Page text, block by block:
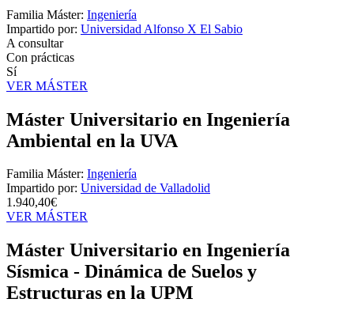
Familia Máster: Ingeniería
Impartido por: Universidad Alfonso X El Sabio
A consultar
Con prácticas
Sí
VER MÁSTER
Máster Universitario en Ingeniería
Ambiental en la UVA
Familia Máster: Ingeniería
Impartido por: Universidad de Valladolid
1.940,40€
VER MÁSTER
Máster Universitario en Ingeniería
Sísmica - Dinámica de Suelos y
Estructuras en la UPM